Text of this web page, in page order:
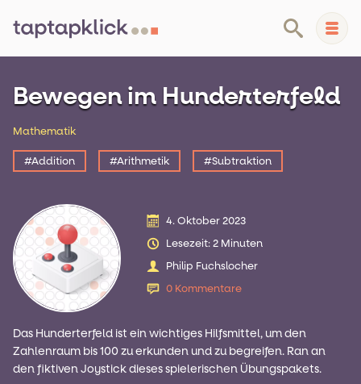
Medienpädagogik
Lernmaterial
Datenschutz • Über taptapklick
Bewegen im Hunderterfeld
Mathematik
#Addition #Arithmetik #Subtraktion
4. Oktober 2023
Lesezeit: 2 Minuten
Philip Fuchslocher
0 Kommentare
Das Hunderterfeld ist ein wichtiges Hilfsmittel, um den
Zahlenraum bis 100 zu erkunden und zu begreifen. Ran an
den fiktiven Joystick dieses spielerischen Übungspakets.